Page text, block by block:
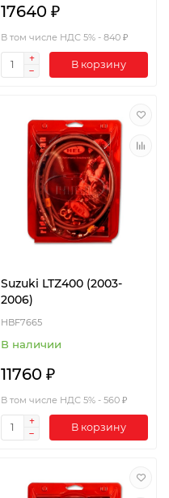
17640 ₽
В том числе НДС 5% - 840 ₽
В корзину
Suzuki LTZ400 (2003-
2006)
HBF7665
В наличии
11760 ₽
В том числе НДС 5% - 560 ₽
В корзину